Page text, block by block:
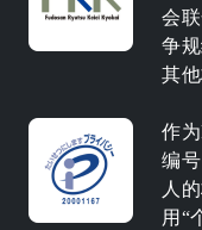
会
争
其他
作
编
人
用“